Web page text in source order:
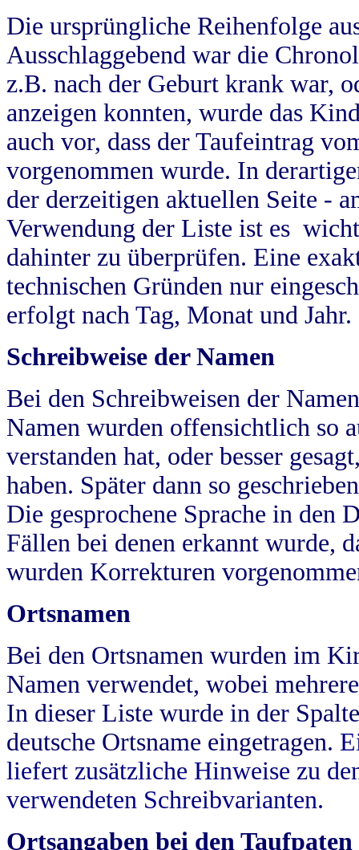
Die ursprüngliche Reihenfolge
Ausschlaggebend war die
z.B. nach der Geburt krank war,
anzeigen konnten, wurde das
auch vor, dass der Taufeintrag
vorgenommen wurde. In
der derzeitigen aktuellen Seite -
Verwendung der Liste ist es
dahinter zu überprüfen. Eine
technischen Gründen nur
erfolgt nach Tag, Monat und Jahr.
Schreibweise der Namen
Bei den Schreibweisen der
Namen wurden offensichtlich so
verstanden hat, oder besser
haben. Später dann so
Die gesprochene Sprache in
Fällen bei denen erkannt wurde,
wurden Korrekturen
Ortsnamen
Bei den Ortsnamen wurden im
Namen verwendet, wobei
In dieser Liste wurde in der
deutsche Ortsname eingetragen.
liefert zusätzliche Hinweise zu
verwendeten Schreibvarianten.
Ortsangaben bei den Taufpaten